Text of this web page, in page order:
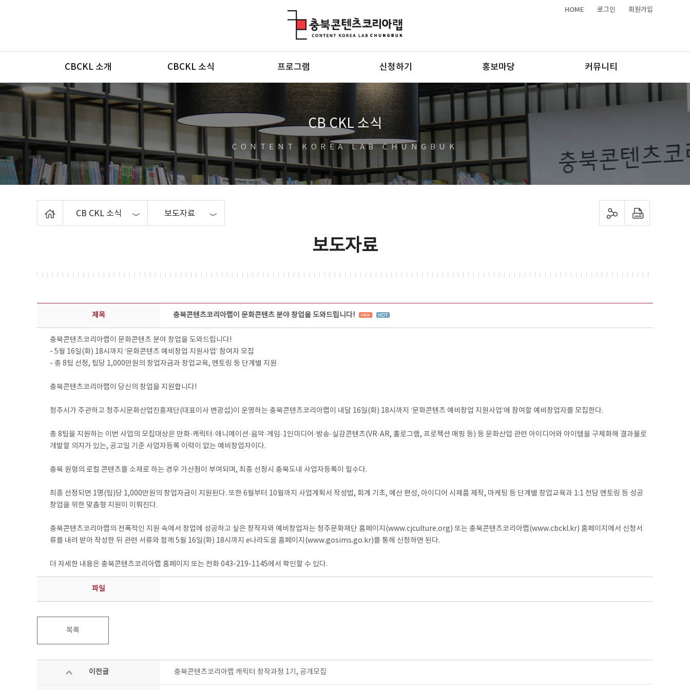
HOME 로그인 회원가입
메뉴
CBCKL 소개 CBCKL 소식 프로그램 신청하기 홍보마당 커뮤니티
CB CKL 소식
CONTENT KOREA LAB CHUNGBUK
CB CKL 소식 보도자료 sns 공유하기 프린트하기
보도자료
보도자료 상세보기 - 제목, 담당부서, 담당자, 담당연락처, 내용, 첨부파일 정보 제공
제목 충북콘텐츠코리아랩이 문화콘텐츠 분야 창업을 도와드립니다!
충북콘텐츠코리아랩이 문화콘텐츠 분야 창업을 도와드립니다!
- 5월 16일(화) 18시까지 ‘문화콘텐츠 예비창업 지원사업’ 참여자 모집
- 총 8팀 선정, 팀당 1,000만원의 창업자금과 창업교육, 멘토링 등 단계별 지원
충북콘텐츠코리아랩이 당신의 창업을 지원합니다!
청주시가 주관하고 청주시문화산업진흥재단(대표이사 변광섭)이 운영하는 충북콘텐츠코리아랩이 내달 16일(화) 18시까지 ‘문화콘텐츠 예비창업 지원사업’에 참여할 예비창업자를 모집한다.
총 8팀을 지원하는 이번 사업의 모집대상은 만화·캐릭터·애니메이션·음악·게임·1인미디어·방송·실감콘텐츠(VR·AR, 홀로그램, 프로젝션 매핑 등) 등 문화산업 관련 아이디어와 아이템을 구체화해 결과물로
개발할 의지가 있는, 공고일 기준 사업자등록 이력이 없는 예비창업자이다.
충북 원형의 로컬 콘텐츠를 소재로 하는 경우 가산점이 부여되며, 최종 선정시 충북도내 사업자등록이 필수다.
최종 선정되면 1명(팀)당 1,000만원의 창업자금이 지원된다. 또한 6월부터 10월까지 사업계획서 작성법, 회계 기초, 예산 편성, 아이디어 시제품 제작, 마케팅 등 단계별 창업교육과 1:1 전담 멘토링 등 성공
창업을 위한 맞춤형 지원이 이뤄진다.
충북콘텐츠코리아랩의 전폭적인 지원 속에서 창업에 성공하고 싶은 창작자와 예비창업자는 청주문화재단 홈페이지(www.cjculture.org) 또는 충북콘텐츠코리아랩(www.cbckl.kr) 홈페이지에서 신청서
류를 내려 받아 작성한 뒤 관련 서류와 함께 5월 16일(화) 18시까지 e나라도움 홈페이지(www.gosims.go.kr)를 통해 신청하면 된다.
더 자세한 내용은 충북콘텐츠코리아랩 홈페이지 또는 전화 043-219-1145에서 확인할 수 있다.
파일
목록
이전글 충북콘텐츠코리아랩 캐릭터 창작과정 1기, 공개모집